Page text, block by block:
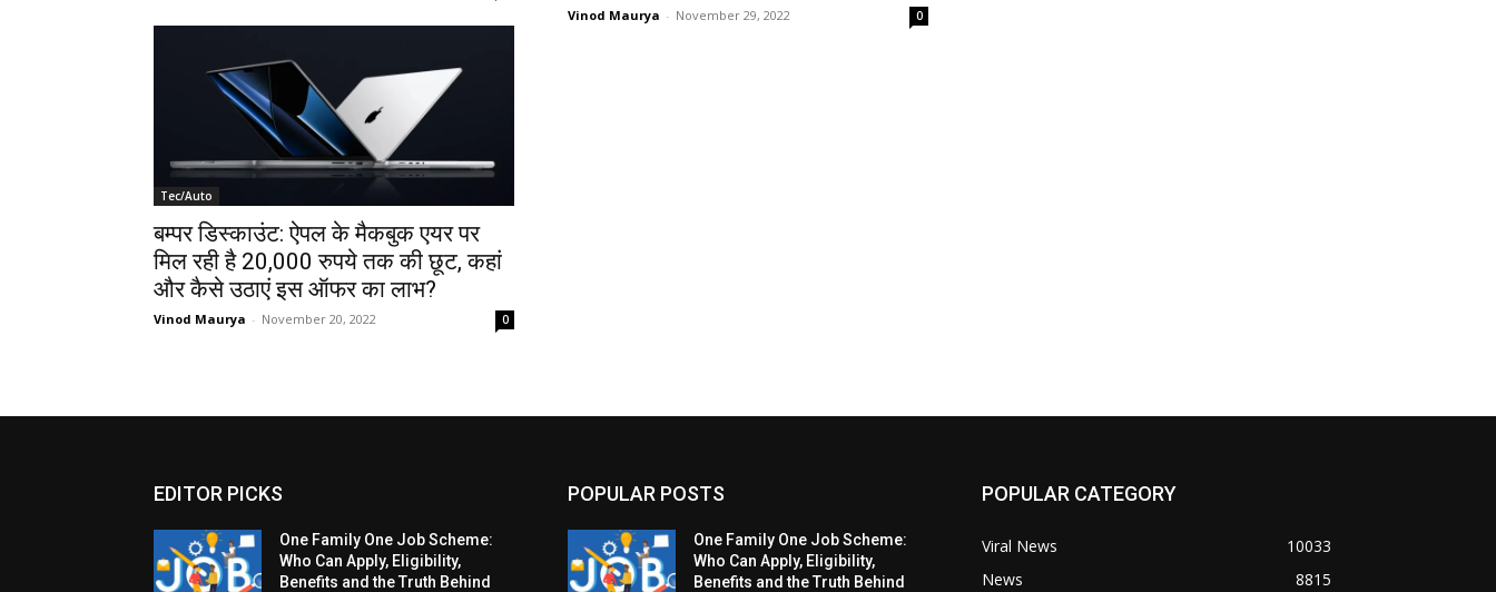
Vinod Maurya - November 29, 2022 0
Tec/Auto
बम्पर डिस्काउंट: ऐपल के मैकबुक एयर पर
मिल रही है 20,000 रुपये तक की छूट, कहां
और कैसे उठाएं इस ऑफर का लाभ?
Vinod Maurya - November 20, 2022 0
EDITOR PICKS
One Family One Job Scheme:
Who Can Apply, Eligibility,
Benefits and the Truth Behind
POPULAR POSTS
One Family One Job Scheme:
Who Can Apply, Eligibility,
Benefits and the Truth Behind
POPULAR CATEGORY
Viral News
10033
News
8815